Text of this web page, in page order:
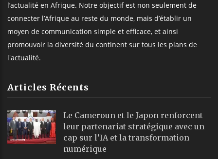
l’actualité en Afrique. Notre objectif est non seulement de
connecter l’Afrique au reste du monde, mais d’établir un
moyen de communication simple et efficace, et ainsi
promouvoir la diversité du continent sur tous les plans de
l'actualité.
Articles Récents
Le Cameroun et le Japon renforcent
leur partenariat stratégique avec un
cap sur l’IA et la transformation
numérique